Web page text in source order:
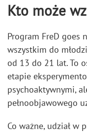
Kto może
Program FreD goes
wszystkim do
od 13 do 21 lat. To
etapie
psychoaktywnymi,
pełnoobjawowego
Co ważne, udział w